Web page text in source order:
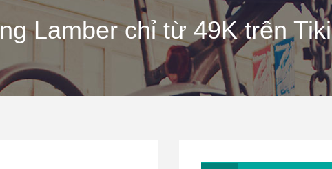
Lamber chỉ từ 49K trên Tiki